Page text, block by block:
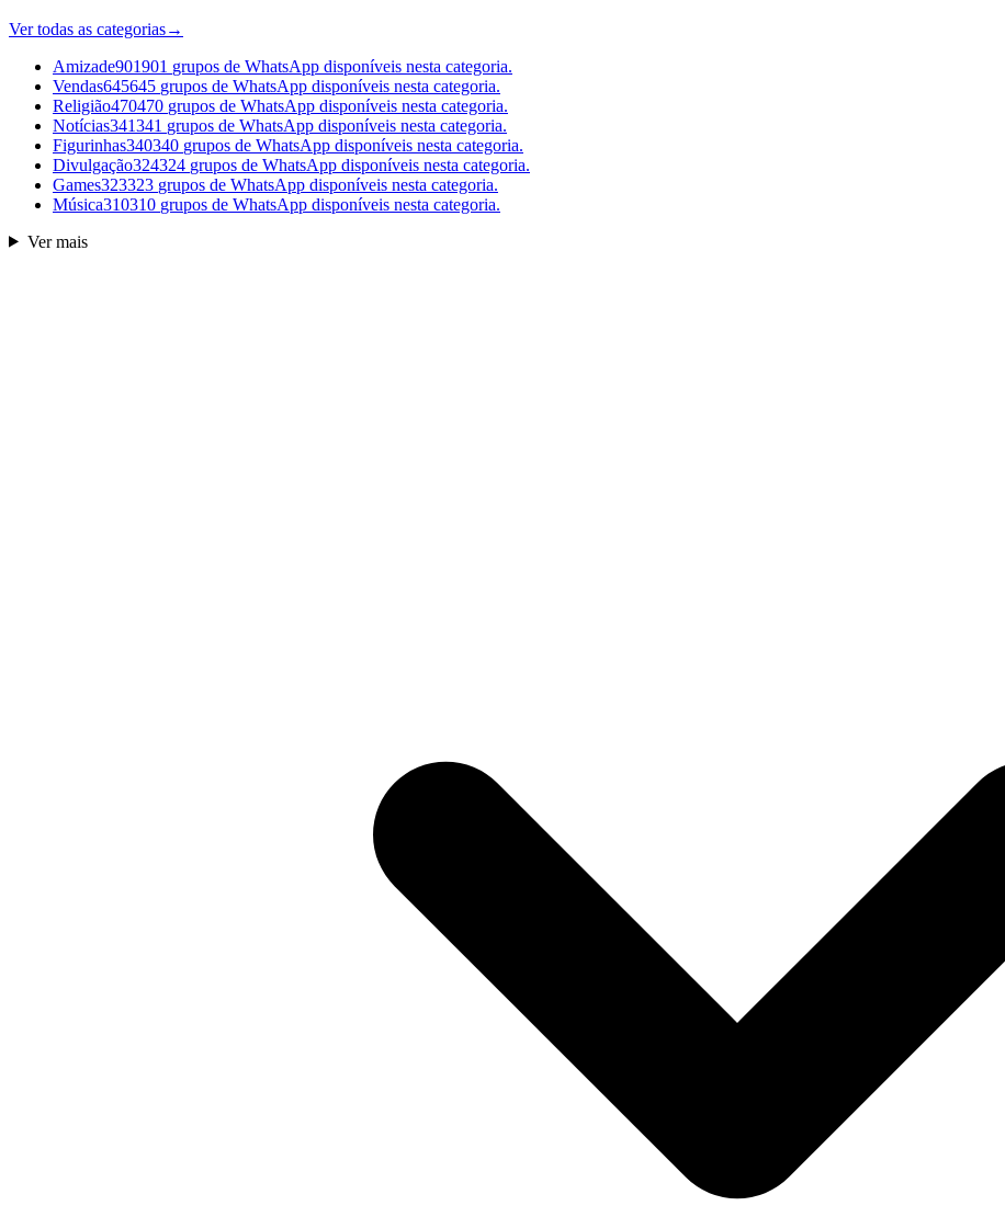
Ver todas as categorias→
Amizade901901 grupos de WhatsApp disponíveis nesta categoria.
Vendas645645 grupos de WhatsApp disponíveis nesta categoria.
Religião470470 grupos de WhatsApp disponíveis nesta categoria.
Notícias341341 grupos de WhatsApp disponíveis nesta categoria.
Figurinhas340340 grupos de WhatsApp disponíveis nesta categoria.
Divulgação324324 grupos de WhatsApp disponíveis nesta categoria.
Games323323 grupos de WhatsApp disponíveis nesta categoria.
Música310310 grupos de WhatsApp disponíveis nesta categoria.
Ver mais